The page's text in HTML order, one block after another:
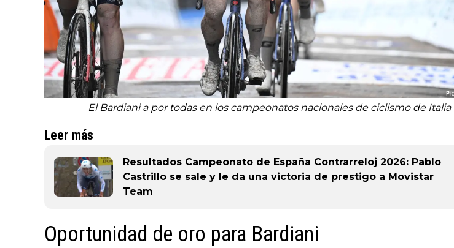
El Bardiani a por todas en los campeonatos nacionales de ciclismo de Italia
Leer más
Resultados Campeonato de España Contrarreloj 2026: Pablo
Castrillo se sale y le da una victoria de prestigo a Movistar
Team
Oportunidad de oro para Bardiani